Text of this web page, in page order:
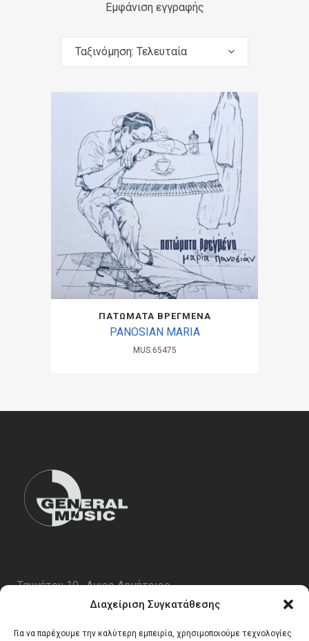
Διαχείριση Συγκατάθεσης
Για να παρέχουμε την καλύτερη εμπειρία, χρησιμοποιούμε τεχνολογίες
Εμφάνιση εγγραφής
Ταξινόμηση: Τελευταία
ΠΑΤΩΜΑΤΑ ΒΡΕΓΜΕΝΑ
PANOSIAN MARIA
MUS.65475
Ταυγέτου 19 , Αγιος Δημήτριος